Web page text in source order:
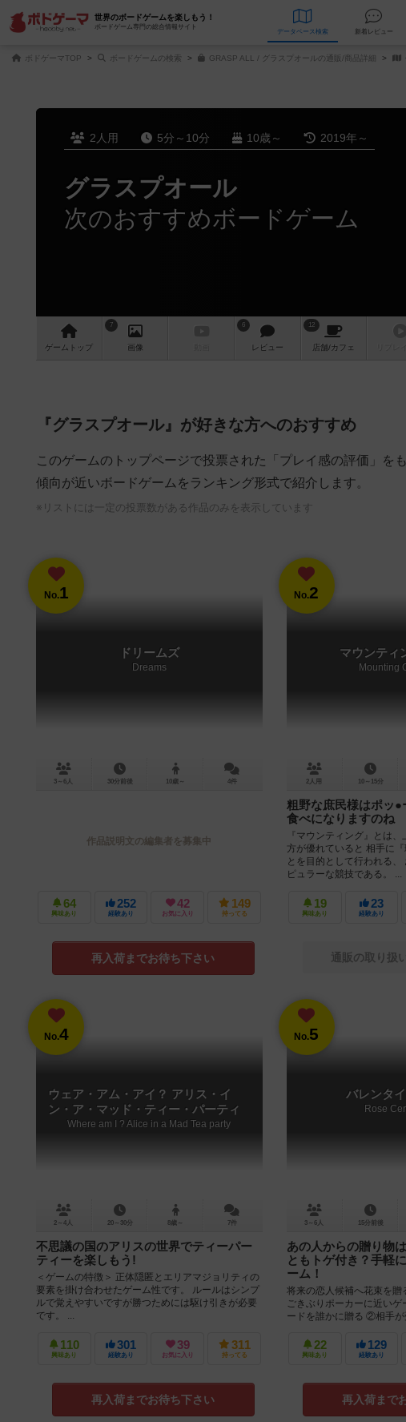
世界のボードゲームを楽しもう！
ボードゲーム専門の総合情報サイト
データベース 検索 新
ボドゲーマTOP ボードゲームの検索 GRASP ALL / グラスプオールの通販/商品詳細
2人用 5分～10分 10歳～ 2019年～
グラスプオール
次のおすすめボードゲーム
ゲーム トップ
7
画像
6
レビュー
12
店舗/カフェ
『グラスプオール』が好きな方へのおすすめ
このゲームのトップページで投票された「プレイ感の評価」をも
傾向が近いボードゲームをランキング形式で紹介します。
※リストには一定の投票数がある作品のみを表示しています
No.1
ドリームズ
Dreams
3～6人 30分前後 10歳～ 4件
作品説明文の編集者を募集中
64
興味あり
252
経験あり
42
お気に入り
149
持ってる
再入荷までお待ち下さい
No.2
マウンティ
Mounting
2人用 10～15分
粗野な庶民様はポッ
食べになりますのね
『マウンティング』とは
方が優れていると 相手に
とを目的として行われる
ピュラーな競技である。 ...
19
興味あり
23
経験あり
通販の取り扱
No.4
ウェア・アム・アイ？ アリス・イ
ン・ア・マッド・ティー・パーティ
Where am I ? Alice in a Mad Tea party
2～4人 20～30分 8歳～ 7件
不思議の国のアリスの世界でティーパー
ティーを楽しもう!
＜ゲームの特徴＞ 正体隠匿とエリアマジョリティの
要素を掛け合わせたゲーム性です。 ルールはシンプ
ルで覚えやすいですが勝つためには駆け引きが必要
です。 ...
110
興味あり
301
経験あり
39
お気に入り
311
持ってる
再入荷までお待ち下さい
No.5
バレンタ
Rose
3～6人 15分前後
あの人からの贈り物
ともトゲ付き？手軽
ーム！
将来の恋人候補へ花束を贈
ごきぶりポーカーに近い
ードを誰かに贈る ②相手
22
興味あり
129
経験あり
再入荷まで